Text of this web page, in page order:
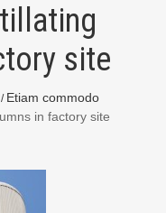
site
Etiam commodo
in factory site